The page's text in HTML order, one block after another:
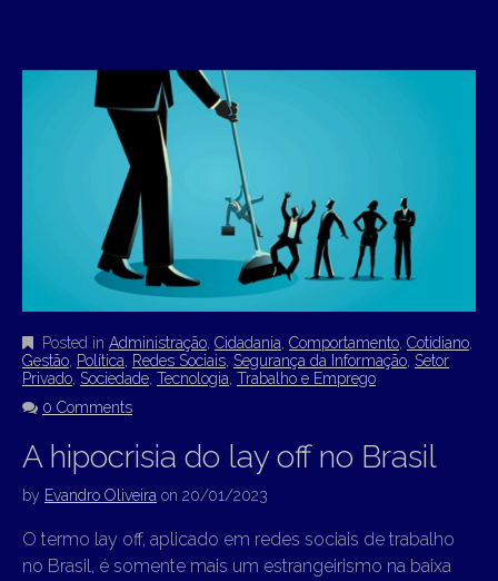
Posted in Administração, Cidadania, Comportamento, Cotidiano,
Gestão, Política, Redes Sociais, Segurança da Informação, Setor
Privado, Sociedade, Tecnologia, Trabalho e Emprego
0 Comments
A hipocrisia do lay off no Brasil
by Evandro Oliveira on 20/01/2023
O termo lay off, aplicado em redes sociais de trabalho
no Brasil, é somente mais um estrangeirismo na baixa